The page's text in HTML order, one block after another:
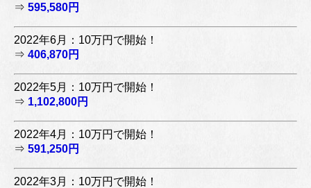
⇒ 595,580円
2022年6月：10万円で開始！
⇒ 406,870円
2022年5月：10万円で開始！
⇒ 1,102,800円
2022年4月：10万円で開始！
⇒ 591,250円
2022年3月：10万円で開始！